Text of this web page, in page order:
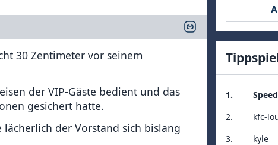
30 Zentimeter vor seinem
der VIP-Gäste bedient und das
gesichert hatte.
der Vorstand sich bislang
1.
2.
kfc-
3.
kyle